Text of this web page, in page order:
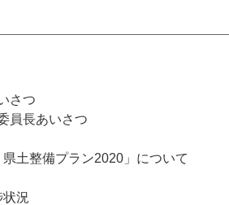
さつ
員長あいさつ
県土整備プラン2020」について
状況